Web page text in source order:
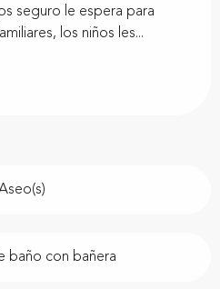
seguro le espera para
los niños les...
baño con bañera